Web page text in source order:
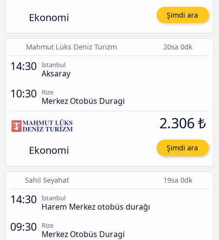
Ekonomi Şimdi ara
Mahmut Lüks Deniz Turizm 20sa 0dk
14:30 İstanbul
Aksaray
10:30 Rize
Merkez Otobüs Duragi
Ekonomi
2.306 ₺
Şimdi ara
Sahil Seyahat 19sa 0dk
14:30 İstanbul
Harem Merkez otobüs durağı
09:30 Rize
Merkez Otobüs Duragi